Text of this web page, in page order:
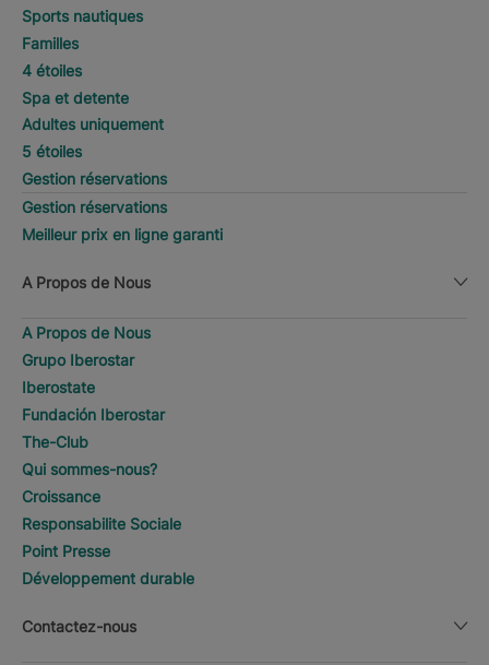
Sports nautiques
Familles
4 étoiles
Spa et detente
Adultes uniquement
5 étoiles
Gestion réservations
Gestion réservations
Meilleur prix en ligne garanti
A Propos de Nous
A Propos de Nous
Grupo Iberostar
Iberostate
Fundación Iberostar
The-Club
Qui sommes-nous?
Croissance
Responsabilite Sociale
Point Presse
Développement durable
Contactez-nous